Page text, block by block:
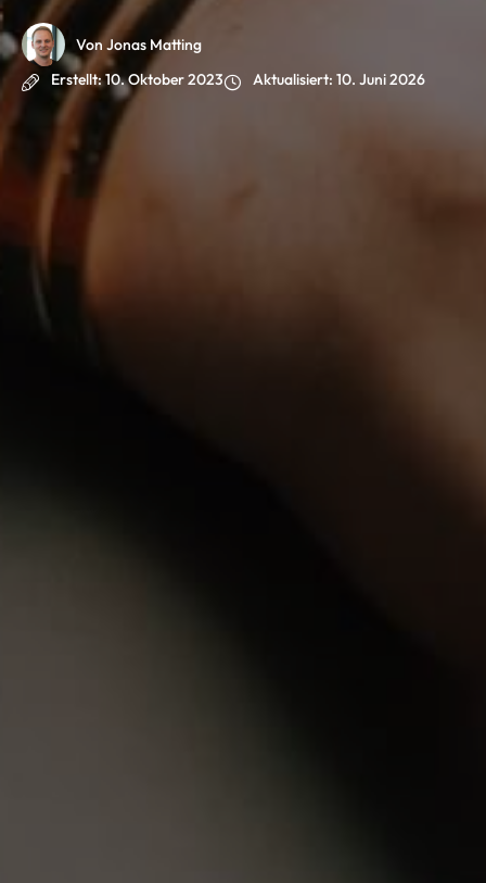
Von Jonas Matting
Erstellt:10. Oktober 2023 Aktualisiert: 10. Juni 2026